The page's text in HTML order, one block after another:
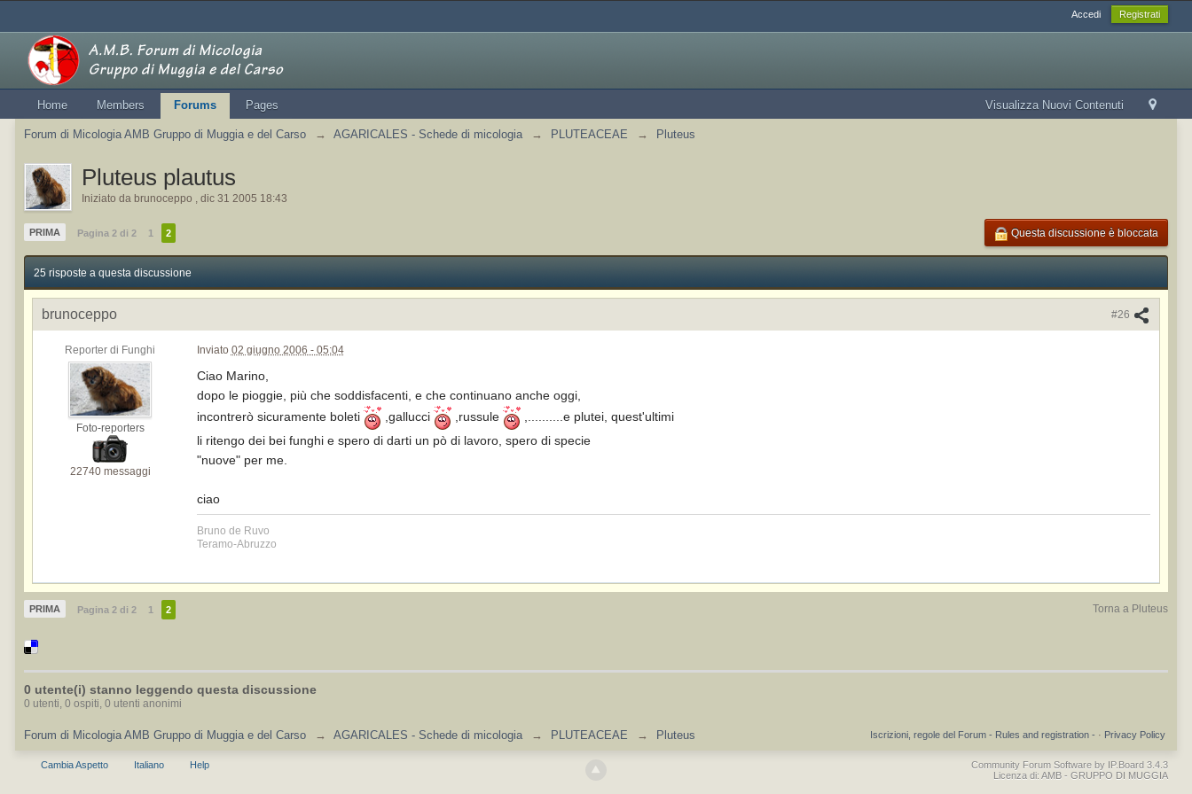
Accedi Registrati
Visualizza Nuovi Contenuti
Home Members Forums Pages
Forum di Micologia AMB Gruppo di Muggia e del Carso → AGARICALES - Schede di micologia → PLUTEACEAE → Pluteus
Pluteus plautus
Iniziato da brunoceppo , dic 31 2005 18:43
PRIMA Pagina 2 di 2 1 2 Questa discussione è bloccata
25 risposte a questa discussione
#26
brunoceppo
Reporter di Funghi
Foto-reporters
22740 messaggi
Inviato 02 giugno 2006 - 05:04
Ciao Marino,
dopo le pioggie, più che soddisfacenti, e che continuano anche oggi,
incontrerò sicuramente boleti
,gallucci ,russule
,..........e plutei, quest'ultimi
li ritengo dei bei funghi e spero di darti un pò di lavoro, spero di specie
"nuove" per me.
ciao
Bruno de Ruvo
Teramo-Abruzzo
PRIMA Pagina 2 di 2 1 2 Torna a Pluteus
0 utente(i) stanno leggendo questa discussione
0 utenti, 0 ospiti, 0 utenti anonimi
Forum di Micologia AMB Gruppo di Muggia e del Carso → AGARICALES - Schede di micologia → PLUTEACEAE → Pluteus Privacy Policy
Iscrizioni, regole del Forum - Rules and registration - ·
Cambia Aspetto Italiano Help
Community Forum Software by IP.Board 3.4.3
Licenza di: AMB - GRUPPO DI MUGGIA